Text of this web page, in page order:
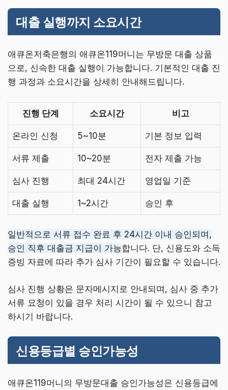
대출 실행까지 소요시간
애큐온저축은행의 애큐온119머니는 무방문 대출 상품
으로, 신속한 대출 실행이 가능합니다. 기본적인 대출 진
행 과정과 소요시간을 상세히 안내해드립니다.
진행 단계 소요시간 비고
온라인 신청 5~10분 기본 정보 입력
서류 제출 10~20분 전자 제출 가능
심사 진행 최대 24시간 영업일 기준
대출 실행 1~2시간 승인 후
일반적으로 서류 접수 완료 후 24시간 이내 승인되며,
승인 직후 대출금 지급이 가능합니다. 단, 신용도와 소득
증빙 자료에 따라 추가 심사 기간이 필요할 수 있습니다.
심사 진행 상황은 문자메시지로 안내되며, 심사 중 추가
서류 요청이 있을 경우 처리 시간이 될 수 있으니 참고
하시기 바랍니다.
신용등급별 승인가능성
애큐온119머니의 무방문대출 승인가능성은 신용등급에